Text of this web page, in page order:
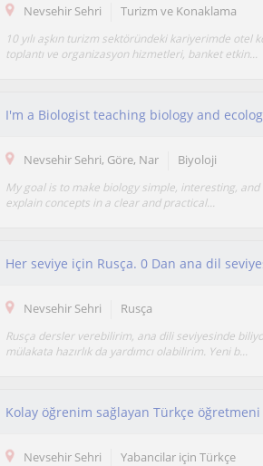
Nevsehir Sehri Turizm ve Konaklama
10 yılı aşkın turizm sektöründeki kariyerimde otel
toplantı ve organizasyon hizmetleri, banket etkin...
Nevsehir Sehri, Göre, Nar Biyoloji
My goal is to make biology simple, interesting,
explain concepts in a clear and practical...
Her seviye için Rusça. 0 Dan ana dil
Nevsehir Sehri Rusça
Rusça dersler verebilirim, ana dili seviyesinde
mülakata hazırlık da yardımcı olabilirim. Yeni b...
Kolay öğrenim sağlayan Türkçe öğretmeni
Nevsehir Sehri Yabancilar için Türkçe